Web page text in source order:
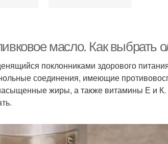
масло. Как выбрать
поклонниками здорового
соединения, имеющие
жиры, а также витамины Е и